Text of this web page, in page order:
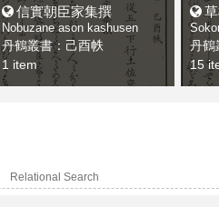
信實朝臣家集撰
Nobuzane ason kashusen
丹鶴叢書：己酉帙
1 item
丹鶴
15
Relational Search